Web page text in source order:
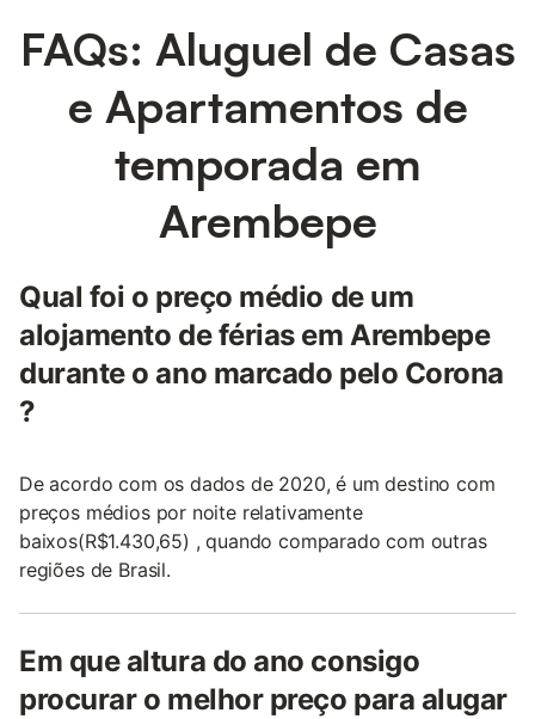
FAQs: Aluguel de Casas
e Apartamentos de
temporada em
Arembepe
Qual foi o preço médio de um
alojamento de férias em Arembepe
durante o ano marcado pelo Corona
?
De acordo com os dados de 2020, é um destino com
preços médios por noite relativamente
baixos(R$1.430,65) , quando comparado com outras
regiões de Brasil.
Em que altura do ano consigo
procurar o melhor preço para alugar